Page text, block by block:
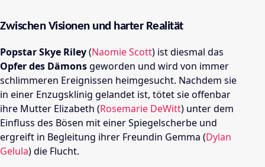
Zwischen Visionen und harter Realität
Popstar Skye Riley(Naomie Scott) ist diesmal das
Opfer des Dämonsgeworden und wird von immer
schlimmeren Ereignissen heimgesucht. Nachdem sie
in einer Enzugsklinig gelandet ist, tötet sie offenbar
ihre Mutter Elizabeth (Rosemarie DeWitt) unter dem
Einfluss des Bösen mit einer Spiegelscherbe und
ergreift in Begleitung ihrer Freundin Gemma (Dylan
Gelula) die Flucht.